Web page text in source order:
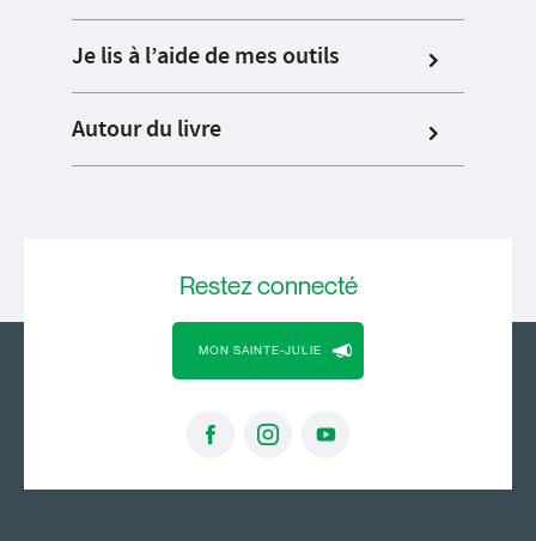
Je lis à l’aide de mes outils
Autour du livre
Restezconnecté
MON SAINTE-JULIE